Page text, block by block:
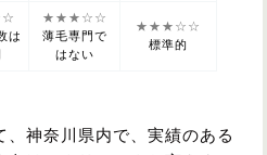
は
★★★☆☆
薄毛専門で
はない
★★★☆☆
標準的
、神奈川県内で、実績のある